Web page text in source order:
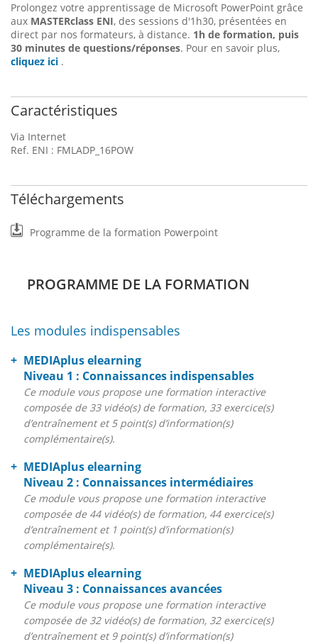
Prolongez votre apprentissage de Microsoft PowerPoint grâce
aux MASTERclass ENI, des sessions d'1h30, présentées en
direct par nos formateurs, à distance. 1h de formation, puis
30 minutes de questions/réponses. Pour en savoir plus,
cliquez ici .
Caractéristiques
Via Internet
Ref. ENI : FMLADP_16POW
Téléchargements
Programme de la formation Powerpoint
PROGRAMME DE LA FORMATION
Les modules indispensables
MEDIAplus elearning
Niveau 1 : Connaissances indispensables
Ce module vous propose une formation interactive
composée de 33 vidéo(s) de formation, 33 exercice(s)
d’entraînement et 5 point(s) d’information(s)
complémentaire(s).
MEDIAplus elearning
Niveau 2 : Connaissances intermédiaires
Ce module vous propose une formation interactive
composée de 44 vidéo(s) de formation, 44 exercice(s)
d’entraînement et 1 point(s) d’information(s)
complémentaire(s).
MEDIAplus elearning
Niveau 3 : Connaissances avancées
Ce module vous propose une formation interactive
composée de 32 vidéo(s) de formation, 32 exercice(s)
d’entraînement et 9 point(s) d’information(s)